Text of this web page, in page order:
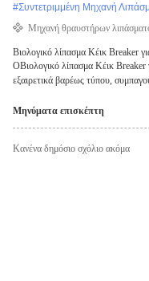
#Συντετριμμένη Μηχανή
Μηχανή θραυστήρων
Βιολογικό λίπασμα Κέικ Breaker
ΟΒιολογικό λίπασμα Κέικ Breaker
εξαιρετικά βαρέως τύπου,
Μηνύματα επισκέπτη
Κανένα δημόσιο σχόλιο ακόμα